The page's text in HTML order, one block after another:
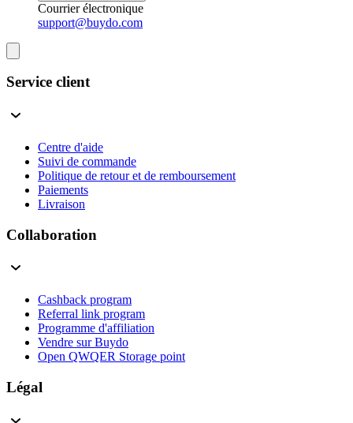
Courrier électronique
support@buydo.com
Service client
Centre d'aide
Suivi de commande
Politique de retour et de remboursement
Paiements
Livraison
Collaboration
Cashback program
Referral link program
Programme d'affiliation
Vendre sur Buydo
Open QWQER Storage point
Légal